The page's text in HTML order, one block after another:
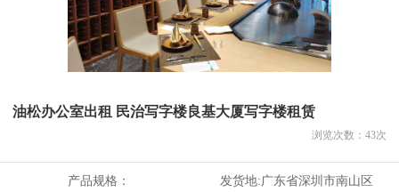
油松办公室出租 民治写字楼良基大厦写字楼租赁
浏览次数： 43次
产品规格： 发货地:广东省深圳市南山区